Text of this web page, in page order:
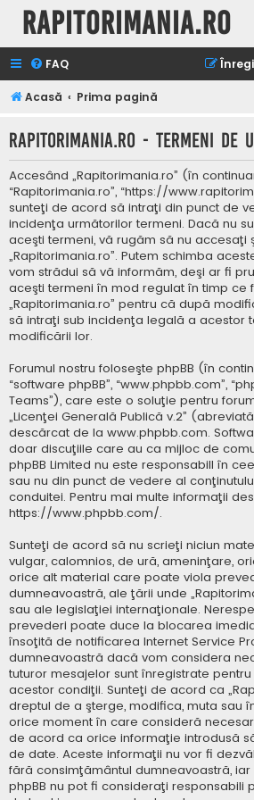
Rapitorimania.ro
FAQ
Acasă Prima pagină
Rapitorimania.ro - Termeni de
Accesând „Rapitorimania.ro” (în
“Rapitorimania.ro”, “https://
sunteţi de acord să intraţi din punct de
incidenţa următorilor termeni. Dacă nu
aceşti termeni, vă rugăm să nu accesaţi
„Rapitorimania.ro”. Putem schimba
vom strădui să vă informăm, deşi ar fi
aceşti termeni în mod regulat în timp ce
„Rapitorimania.ro” pentru că după
să intraţi sub incidenţa legală a acestor
modificării lor.
Forumul nostru foloseşte phpBB (în
“software phpBB”, “www.phpbb.com”,
Teams”), care este o soluţie pentru
„Licenţei Generală Publică v.2” (abreviată
descărcat de la www.phpbb.com.
doar discuţiile care au ca mijloc de
phpBB Limited nu este responsabill în
sau nu din punct de vedere al
conduitei. Pentru mai multe informaţii
https://www.phpbb.com/.
Sunteţi de acord să nu scrieţi niciun
vulgar, calomnios, de ură, ameninţare,
orice alt material care poate viola
dumneavoastră, ale ţării unde
sau ale legislaţiei internaţionale.
prevederi poate duce la blocarea
însoţită de notificarea Internet Service
dumneavoastră dacă vom considera
tuturor mesajelor sunt înregistrate
acestor condiţii. Sunteţi de acord ca
dreptul de a şterge, modifica, muta sau
orice moment în care consideră
de acord ca orice informaţie introdusă
de date. Aceste informaţii nu vor fi
fără consimţământul dumneavoastră, iar
phpBB nu pot fi consideraţi responsabili